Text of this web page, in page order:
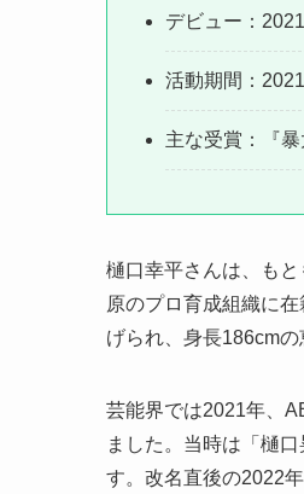
デビュー：
活動期間：
主な受賞：『
樋口幸平さんは、も
原のプロ育成組織に
げられ、身長186cm
芸能界では2021年、
ました。当時は「樋
す。改名直後の2022